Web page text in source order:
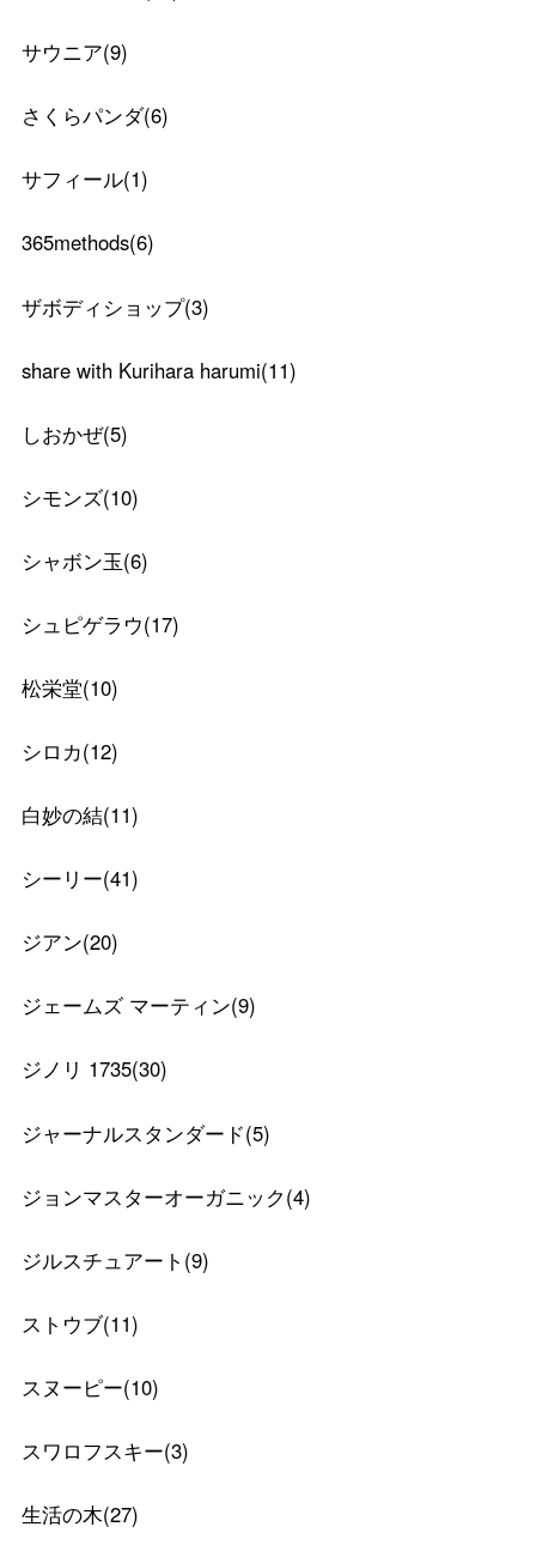
サウニア(9)
さくらパンダ(6)
サフィール(1)
365methods(6)
ザボディショップ(3)
share with Kurihara harumi(11)
しおかぜ(5)
シモンズ(10)
シャボン玉(6)
シュピゲラウ(17)
松栄堂(10)
シロカ(12)
白妙の結(11)
シーリー(41)
ジアン(20)
ジェームズ マーティン(9)
ジノリ 1735(30)
ジャーナルスタンダード(5)
ジョンマスターオーガニック(4)
ジルスチュアート (9)
ストウブ(11)
スヌーピー(10)
スワロフスキー(3)
生活の木(27)